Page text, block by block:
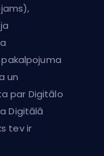
un
par Digitālo
Digitālā
tev ir